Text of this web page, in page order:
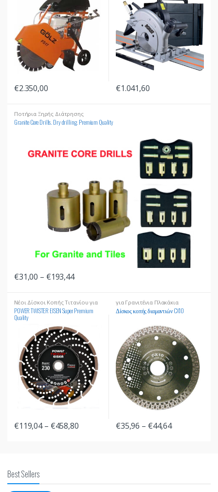
€2.350,00 €1.041,60
Ποτήρια Ξηρής Διάτρησης
Granite Core Drills. Dry drilling. Premium Quality
€31,00 – €193,44
Νέοι Δίσκοι Κοπής Τιτανίου για
Σίδερα, Σκυρόδεμα και Σκληρά
Υλικά
POWER TWISTER EISEN Super Premium
Quality
€119,04– €458,80
για Γρανιτένια Πλακάκια
Δίσκος κοπής διαμαντιών CX10
€35,96 – €44,64
Best Sellers